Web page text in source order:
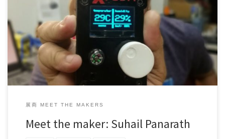
Project Maker (s): Suhail Panarath Country/Area: […]
展商 MEET THE MAKERS
Meet the maker: Suhail Panarath